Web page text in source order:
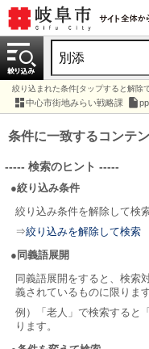
絞り込まれた条件[タップすると解除
中心市街地みらい戦略課
条件に一致するコンテ
----- 検索のヒント -----
●絞り込み条件
絞り込み条件を解除して検
⇒絞り込みを解除して検索
●同義語展開
同義語展開をすると、検索
義されているものに限りま
例）「老人」で検索すると
ります。